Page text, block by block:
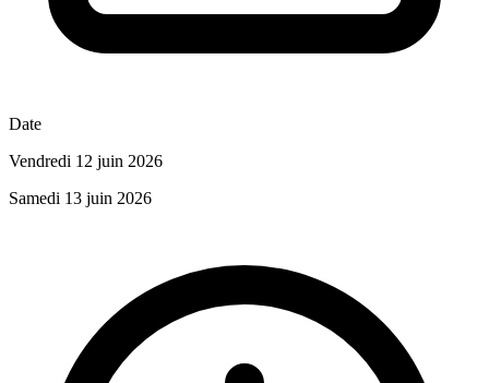
Date
Vendredi 12 juin 2026
Samedi 13 juin 2026